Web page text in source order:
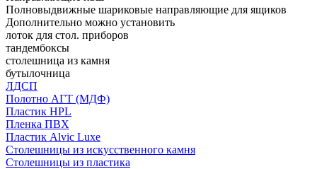
Полновыдвижные шариковые направляющие для ящиков
Дополнительно можно установить
лоток для стол. приборов
тандембоксы
столешница из камня
бутылочница
ЛДСП
Полотно АГТ (МДФ)
Пластик HPL
Пленка ПВХ
Пластик Alvic Luxe
Столешницы из искусственного камня
Столешницы из пластика